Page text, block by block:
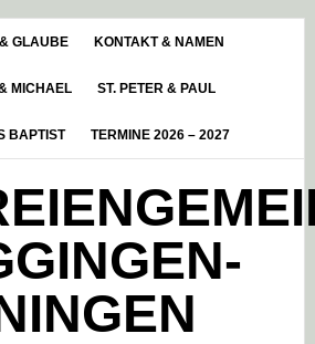
GLAUBE KONTAKT & NAMEN
MICHAEL ST. PETER & PAUL
BAPTIST TERMINE 2026 – 2027